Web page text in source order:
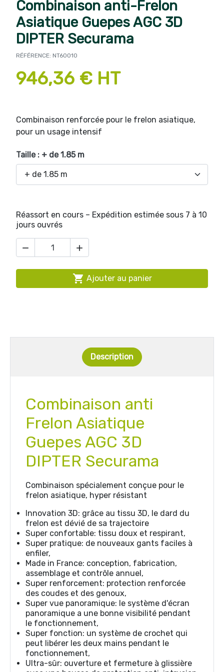
Combinaison anti-Frelon
Asiatique Guepes AGC 3D
DIPTER Securama
RÉFÉRENCE: NT60010
946,36 € HT
Combinaison renforcée pour le frelon asiatique,
pour un usage intensif
Taille : + de 1.85 m
Réassort en cours – Expédition estimée sous 7 à 10
jours ouvrés
 
 Ajouter au panier
Description
Combinaison anti
Frelon Asiatique
Guepes AGC 3D
DIPTER Securama
Combinaison spécialement conçue pour le
frelon asiatique, hyper résistant
Innovation 3D: grâce au tissu 3D, le dard du
frelon est dévié de sa trajectoire
Super confortable: tissu doux et respirant,
Super pratique: de nouveaux gants faciles à
enfiler,
Made in France: conception, fabrication,
assemblage et contrôle annuel,
Super renforcement: protection renforcée
des coudes et des genoux,
Super vue panoramique: le système d'écran
panoramique a une bonne visibilité pendant
le fonctionnement,
Super fonction: un système de crochet qui
peut libérer les deux mains pendant le
fonctionnement,
Ultra-sûr: ouverture et fermeture à glissière